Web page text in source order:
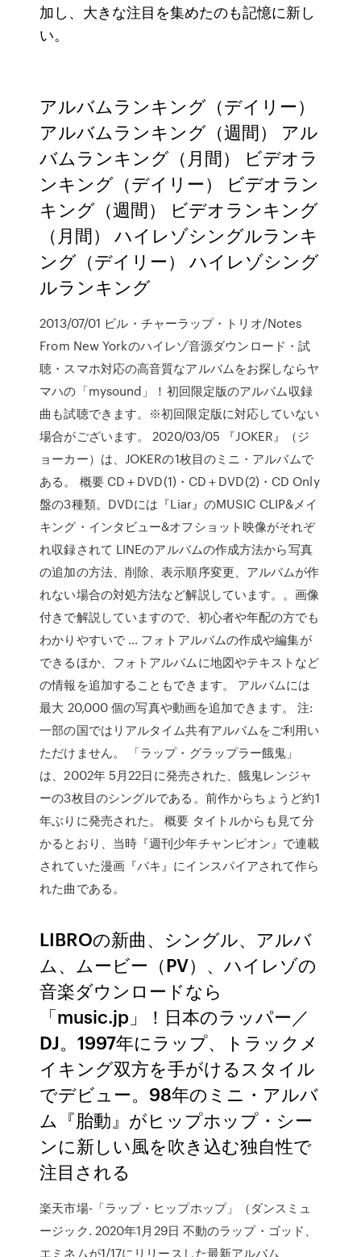
加し、大きな注目を集めたのも記憶に新し
い。
アルバムランキング（デイリー）
アルバムランキング（週間） アル
バムランキング（月間） ビデオラ
ンキング（デイリー） ビデオラン
キング（週間） ビデオランキング
（月間） ハイレゾシングルランキ
ング（デイリー） ハイレゾシング
ルランキング
2013/07/01 ビル・チャーラップ・トリオ/Notes
From New Yorkのハイレゾ音源ダウンロード・試
聴・スマホ対応の高音質なアルバムをお探しならヤ
マハの「mysound」！初回限定版のアルバム収録
曲も試聴できます。※初回限定版に対応していない
場合がございます。 2020/03/05 『JOKER』（ジ
ョーカー）は、JOKERの1枚目のミニ・アルバムで
ある。 概要 CD＋DVD(1)・CD＋DVD(2)・CD Only
盤の3種類。DVDには『Liar』のMUSIC CLIP&メイ
キング・インタビュー&オフショット映像がそれぞ
れ収録されて LINEのアルバムの作成方法から写真
の追加の方法、削除、表示順序変更、アルバムが作
れない場合の対処方法など解説しています。。画像
付きで解説していますので、初心者や年配の方でも
わかりやすいで … フォトアルバムの作成や編集が
できるほか、フォトアルバムに地図やテキストなど
の情報を追加することもできます。 アルバムには
最大 20,000 個の写真や動画を追加できます。 注:
一部の国ではリアルタイム共有アルバムをご利用い
ただけません。 「ラップ・グラップラー餓鬼」
は、2002年 5月22日に発売された、餓鬼レンジャ
ーの3枚目のシングルである。前作からちょうど約1
年ぶりに発売された。 概要 タイトルからも見て分
かるとおり、当時『週刊少年チャンピオン』で連載
されていた漫画『バキ』にインスパイアされて作ら
れた曲である。
LIBROの新曲、シングル、アルバ
ム、ムービー（PV）、ハイレゾの
音楽ダウンロードなら
「music.jp」！日本のラッパー／
DJ。1997年にラップ、トラックメ
イキング双方を手がけるスタイル
でデビュー。98年のミニ・アルバ
ム『胎動』がヒップホップ・シー
ンに新しい風を吹き込む独自性で
注目される
楽天市場-「ラップ・ヒップホップ」（ダンスミュ
ージック. 2020年1月29日 不動のラップ・ゴッド、
エミネムが1/17にリリースした最新アルバム